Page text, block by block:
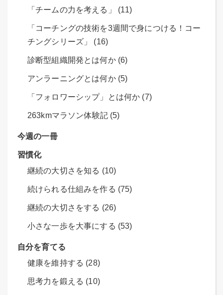
「チームの力を考える」 (11)
「コーチングの技術を3週間で身につける！コー
チングシリーズ」 (16)
診断型組織開発とは何か (6)
アンラーニングとは何か (5)
「フォロワーシップ」とは何か (7)
263kmマラソン体験記 (5)
今週の一冊
習慣化
継続の大切さを知る (10)
続けられる仕組みを作る (75)
継続の大切さをする (26)
小さな一歩を大事にする (53)
自分を育てる
健康を維持する (28)
思考力を鍛える (10)